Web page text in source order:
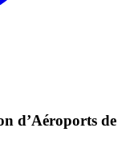
d’Aéroports de